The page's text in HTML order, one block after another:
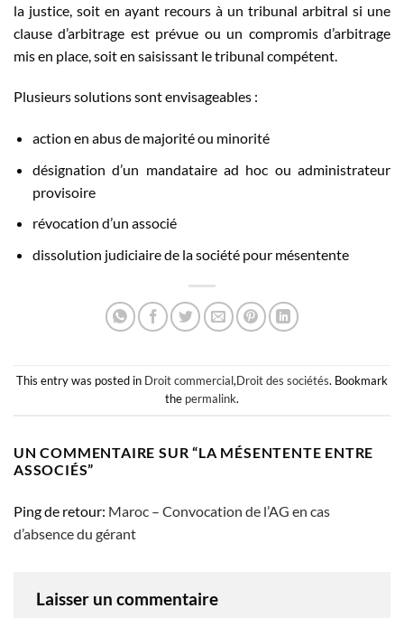
la justice, soit en ayant recours à un tribunal arbitral si une
clause d’arbitrage est prévue ou un compromis d’arbitrage
mis en place, soit en saisissant le tribunal compétent.
Plusieurs solutions sont envisageables :
action en abus de majorité ou minorité
désignation d’un mandataire ad hoc ou administrateur
provisoire
révocation d’un associé
dissolution judiciaire de la société pour mésentente
This entry was posted in Droit commercial,Droit des sociétés. Bookmark
the permalink.
UN COMMENTAIRE SUR “LA MÉSENTENTE ENTRE
ASSOCIÉS”
Ping de retour: Maroc – Convocation de l’AG en cas
d’absence du gérant
Laisser un commentaire